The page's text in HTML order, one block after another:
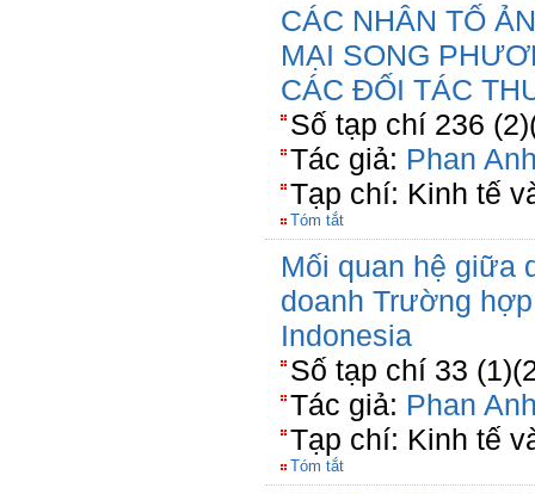
CÁC NHÂN TỐ
MẠI SONG
CÁC ĐỐI TÁC
Số tạp chí 236
Tác giả: Phan
Tạp chí: Kinh tế
Tóm tắt
Mối quan hệ giữa
doanh Trường
Indonesia
Số tạp chí 33
Tác giả: Phan
Tạp chí: Kinh tế
Tóm tắt